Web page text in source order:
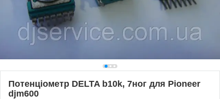
Потенціометр DELTA b10k, 7ног для Pioneer
djm600